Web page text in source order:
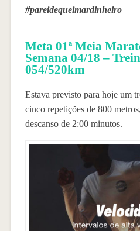
#pareidequeimardinheiro
Meta 01ª Meia
Semana 04/18 –
054/520km
Estava previsto para hoje um
cinco repetições de 800
descanso de 2:00 minutos.